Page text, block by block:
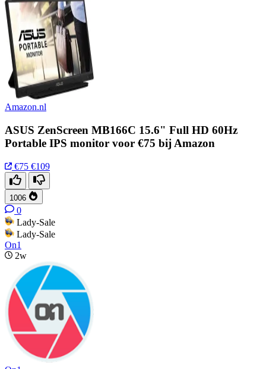
Amazon.nl
ASUS ZenScreen MB166C 15.6" Full HD 60Hz
Portable IPS monitor voor €75 bij Amazon
€75 €109
1006
0
Lady-Sale
Lady-Sale
On1
2w